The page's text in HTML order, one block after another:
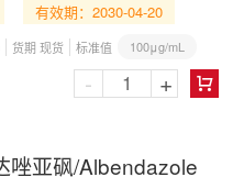
有效期：2030-04-20
货期 现货 标准值 100μg/mL

- +
唑亚砜/Albendazole